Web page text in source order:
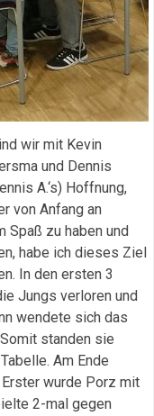
wir mit Kevin
und Dennis
A.‘s) Hoffnung,
von Anfang an
Spaß zu haben und
habe ich dieses Ziel
In den ersten 3
Jungs verloren und
wendete sich das
standen sie
Am Ende
wurde Porz mit
2-mal gegen